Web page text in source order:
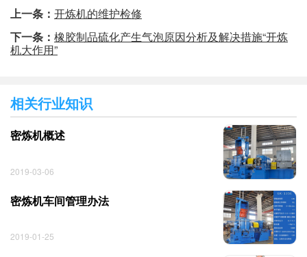
上一条： 开炼机的维护检修
下一条： 橡胶制品硫化产生气泡原因分析及解决措施“开炼
机大作用”
相关行业知识
密炼机概述
2019-03-06
密炼机车间管理办法
2019-01-25